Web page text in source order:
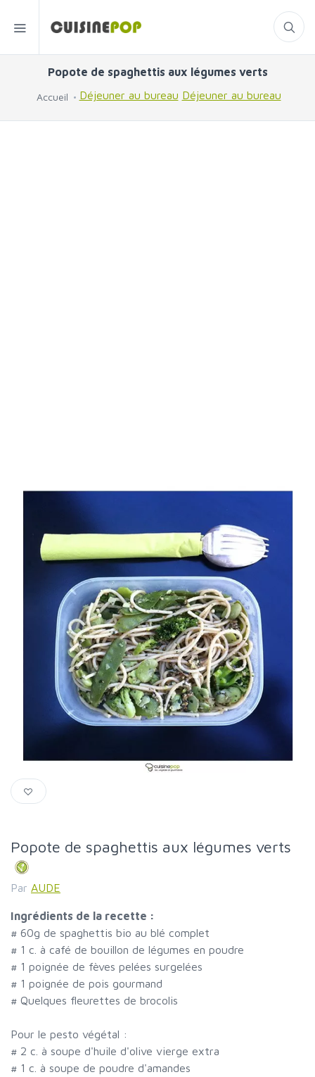
Popote de spaghettis aux légumes verts
Accueil Déjeuner au bureau Déjeuner au bureau
Popote de spaghettis aux légumes verts
Par AUDE
Ingrédients de la recette :
# 60g de spaghettis bio au blé complet
# 1 c. à café de bouillon de légumes en poudre
# 1 poignée de fèves pelées surgelées
# 1 poignée de pois gourmand
# Quelques fleurettes de brocolis
Pour le pesto végétal :
# 2 c. à soupe d'huile d'olive vierge extra
# 1 c. à soupe de poudre d'amandes